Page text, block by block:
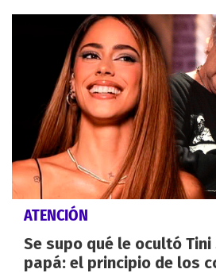
ATENCIÓN
Se supo qué le ocultó
papá: el principio de los